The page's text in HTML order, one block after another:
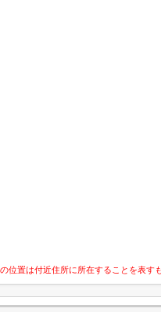
位置は付近住所に所在することを表す